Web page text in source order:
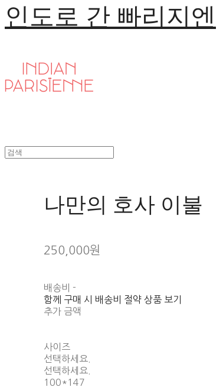
인도로 간 빠리지엔
나만의 호사 이불
250,000원
배송비 -
함께 구매 시 배송비 절약 상품 보기
추가 금액
사이즈
선택하세요.
선택하세요.
100*147